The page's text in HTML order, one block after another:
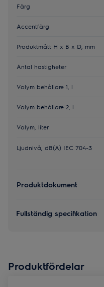
Färg
Accentfärg
Produktmått H x B x D, mm
Antal hastigheter
Volym behållare 1, l
Volym behållare 2, l
Volym, liter
Ljudnivå, dB(A) IEC 704-3
Produktdokument
Fullständig specifikation
Produktfördelar